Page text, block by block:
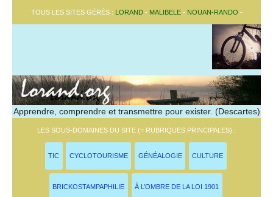
TOUS LES SITES GÉRÉS : LORAND- MALIBELE- NOUAN-RANDO -
Apprendre, comprendre et transmettre pour exister. (Descartes)
LES SOUS-DOMAINES DU SITE (= RUBRIQUES PRINCIPALES) :
TIC CYCLOTOURISME GÉNÉALOGIE CULTURE
BRICKOSTAMPAPHILIE À L’OMBRE DE LA LOI 1901